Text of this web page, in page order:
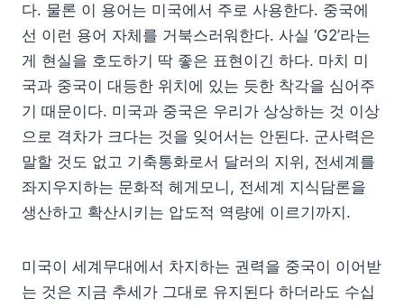
다. 물론 이 용어는 미국에서 주로 사용한다. 중국에
선 이런 용어 자체를 거북스러워한다. 사실 ‘G2’라는
게 현실을 호도하기 딱 좋은 표현이긴 하다. 마치 미
국과 중국이 대등한 위치에 있는 듯한 착각을 심어주
기 때문이다. 미국과 중국은 우리가 상상하는 것 이상
으로 격차가 크다는 것을 잊어서는 안된다. 군사력은
말할 것도 없고 기축통화로서 달러의 지위, 전세계를
좌지우지하는 문화적 헤게모니, 전세계 지식담론을
생산하고 확산시키는 압도적 역량에 이르기까지.
미국이 세계무대에서 차지하는 권력을 중국이 이어받
는 것은 지금 추세가 그대로 유지된다 하더라도 수십